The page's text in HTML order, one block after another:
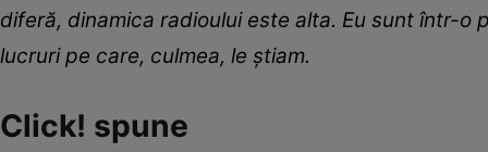
diferă, dinamica radioului este alta. Eu sunt într-o
lucruri pe care, culmea, le știam.
Click! spune